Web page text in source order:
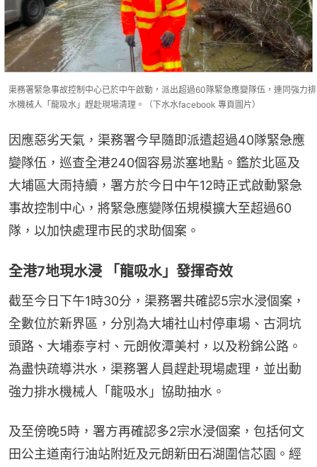
渠務署緊急事故控制中心已於中午啟動，派出超過60隊緊急應變隊伍，連同強力排
水機械人「龍吸水」趕赴現場清理。（下水水facebook 專頁圖片）
因應惡劣天氣，渠務署今早隨即派遣超過40隊緊急應
變隊伍，巡查全港240個容易淤塞地點。鑑於北區及
大埔區大雨持續，署方於今日中午12時正式啟動緊急
事故控制中心，將緊急應變隊伍規模擴大至超過60
隊，以加快處理市民的求助個案。
全港7地現水浸 「龍吸水」發揮奇效
截至今日下午1時30分，渠務署共確認5宗水浸個案，
全數位於新界區，分別為大埔社山村停車場、古洞坑
頭路、大埔泰亨村、元朗攸潭美村，以及粉錦公路。
為盡快疏導洪水，渠務署人員趕赴現場處理，並出動
強力排水機械人「龍吸水」協助抽水。
及至傍晚5時，署方再確認多2宗水浸個案，包括何文
田公主道南行油站附近及元朗新田石湖圍信芯園。經